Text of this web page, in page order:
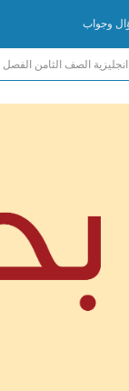
وجواب
الصف الثامن الفصل